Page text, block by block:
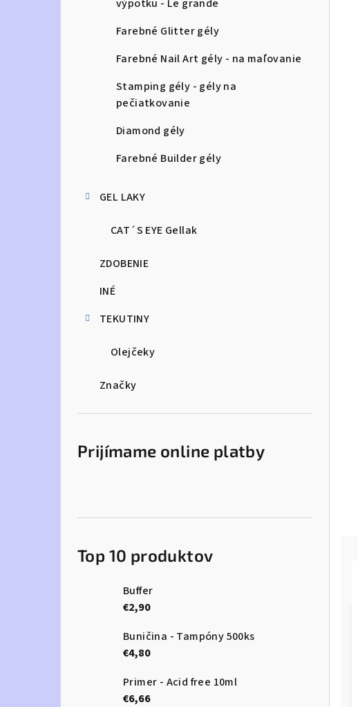
výpotku - Le grande
Farebné Glitter gély
Farebné Nail Art gély - na maľovanie
Stamping gély - gély na
pečiatkovanie
Diamond gély
Farebné Builder gély
GEL LAKY
CAT´S EYE Gellak
ZDOBENIE
INÉ
TEKUTINY
Olejčeky
Značky
Prijímame online platby
Top 10 produktov
Buffer
€2,90
Buničina - Tampóny 500ks
€4,80
Primer - Acid free 10ml
€6,66